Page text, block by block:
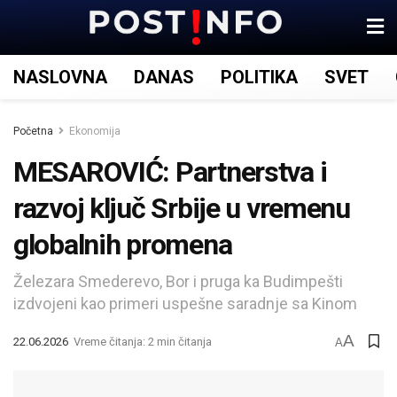
NASLOVNA DANAS POLITIKA SVET
Početna Ekonomija
MESAROVIĆ: Partnerstva i
razvoj ključ Srbije u vremenu
globalnih promena
Železara Smederevo, Bor i pruga ka Budimpešti
izdvojeni kao primeri uspešne saradnje sa Kinom
22.06.2026 Vreme čitanja: 2 min čitanja AA